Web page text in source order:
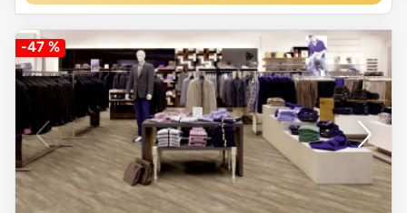
-47 %